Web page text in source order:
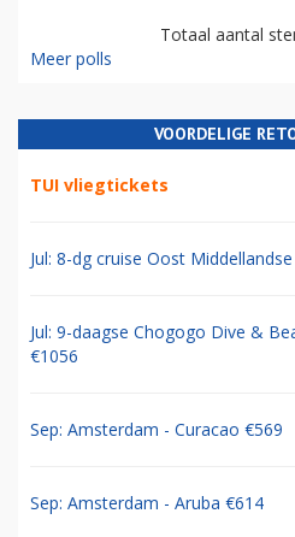
Totaal aantal
Meer polls
VOORDELIGE
TUI vliegtickets
Jul: 8-dg cruise Oost
Jul: 9-daagse Chogogo Dive &
€1056
Sep: Amsterdam - Curacao €569
Sep: Amsterdam - Aruba €614